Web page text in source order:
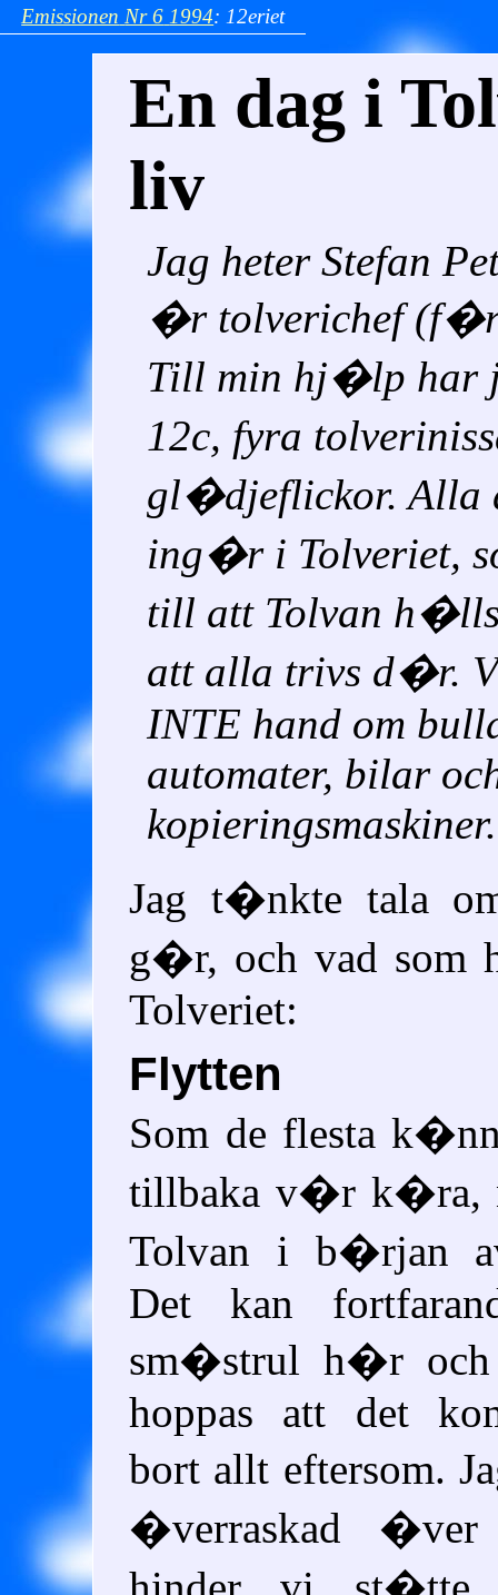
Emissionen Nr 6 1994: 12eriet
En dag i
liv
Jag heter Stefan
�r tolverichef
Till min hj�lp har
12c, fyra
gl�djeflickor. Alla
ing�r i Tolveriet,
till att Tolvan h�lls
att alla trivs d�r.
INTE hand om
automater, bilar
kopieringsmaskiner.
Jag t�nkte tala
g�r, och vad som
Tolveriet:
Flytten
Som de flesta
tillbaka v�r k�ra,
Tolvan i b�rjan
Det kan
sm�strul h�r
hoppas att det
bort allt eftersom.
�verraskad